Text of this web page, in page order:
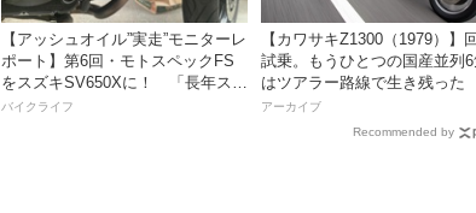
【アッシュオイル”実走”モニターレ
ポート】第6回・モトスペックFS
をスズキSV650Xに！ 「長年スト
レスだったシフトの固さがコレの
バイクライフ
【カワサキZ1300（1979）】
試乗。もうひとつの国産並列
はツアラー路線で生き残った
アーカイブ
Recommended by